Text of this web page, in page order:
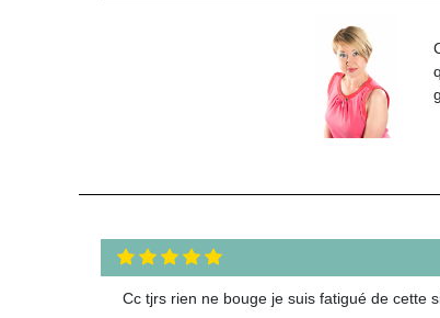
Cc tjrs rien ne bouge je suis fatigué de cette